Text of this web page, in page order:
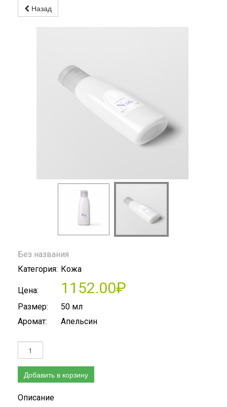
Назад
Без названия
Категория: Кожа
Цена: 1152.00₽
Размер:
50 мл
Аромат:
Апельсин
Добавить в корзину
Описание